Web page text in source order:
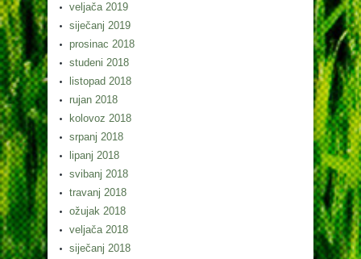
veljača 2019
siječanj 2019
prosinac 2018
studeni 2018
listopad 2018
rujan 2018
kolovoz 2018
srpanj 2018
lipanj 2018
svibanj 2018
travanj 2018
ožujak 2018
veljača 2018
siječanj 2018